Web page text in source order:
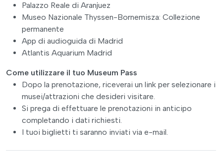
Palazzo Reale di Aranjuez
Museo Nazionale Thyssen-Bornemisza: Collezione
permanente
App di audioguida di Madrid
Atlantis Aquarium Madrid
Come utilizzare il tuo Museum Pass
Dopo la prenotazione, riceverai un link per selezionare i
musei/attrazioni che desideri visitare.
Si prega di effettuare le prenotazioni in anticipo
completando i dati richiesti.
I tuoi biglietti ti saranno inviati via e-mail.